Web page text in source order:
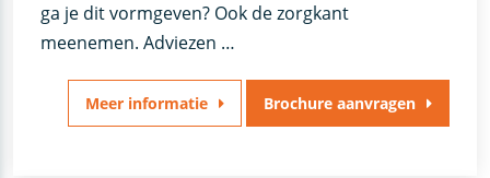
ga je dit vormgeven? Ook de zorgkant
meenemen. Adviezen …
Meer informatie Brochure aanvragen